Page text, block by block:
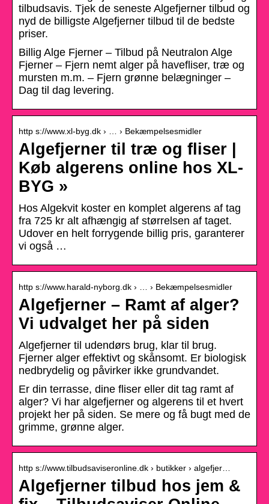
tilbudsavis. Tjek de seneste Algefjerner tilbud og
nyd de billigste Algefjerner tilbud til de bedste
priser.
Billig Alge Fjerner – Tilbud på Neutralon Alge
Fjerner – Fjern nemt alger på havefliser, træ og
mursten m.m. – Fjern grønne belægninger –
Dag til dag levering.
http s://www.xl-byg.dk › … › Bekæmpelsesmidler
Algefjerner til træ og fliser |
Køb algerens online hos XL-
BYG »
Hos Algekvit koster en komplet algerens af tag
fra 725 kr alt afhængig af størrelsen af taget.
Udover en helt forrygende billig pris, garanterer
vi også …
http s://www.harald-nyborg.dk › … › Bekæmpelsesmidler
Algefjerner – Ramt af alger?
Vi udvalget her på siden
Algefjerner til udendørs brug, klar til brug.
Fjerner alger effektivt og skånsomt. Er biologisk
nedbrydelig og påvirker ikke grundvandet.
Er din terrasse, dine fliser eller dit tag ramt af
alger? Vi har algefjerner og algerens til et hvert
projekt her på siden. Se mere og få bugt med de
grimme, grønne alger.
http s://www.tilbudsaviseronline.dk › butikker › algefjer…
Algefjerner tilbud hos jem &